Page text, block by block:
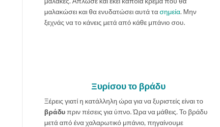
μαλακώσει και θα ενυδατώσει αυτά τασημεία. Μην
ξεχνάς να το κάνεις μετά από κάθε μπάνιο σου.
Ξυρίσου το βράδυ
Ξέρεις γιατί η κατάλληλη ώρα για να ξυριστείς είναι το
βράδυπριν πέσεις για ύπνο. Ώρα να μάθεις. Το βράδυ
μετά από ένα χαλαρωτικό μπάνιο, πηγαίνουμε